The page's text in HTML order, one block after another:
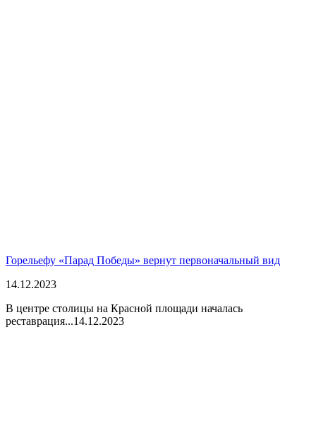
Горельефу «Парад Победы» вернут первоначальный вид
14.12.2023
В центре столицы на Красной площади началась
реставрация...14.12.2023